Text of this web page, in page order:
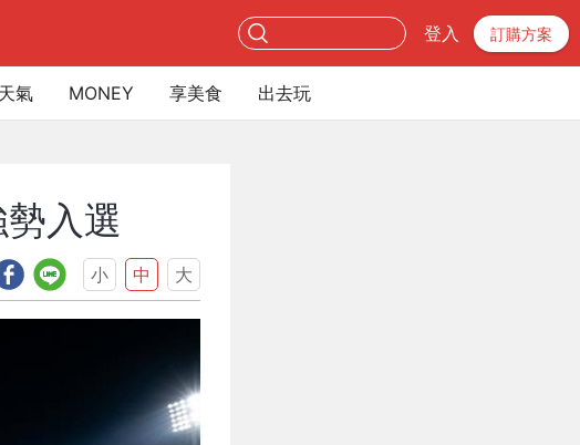
登入 訂購方案
氣 MONEY 享美食 出去玩
入選
小 中 大